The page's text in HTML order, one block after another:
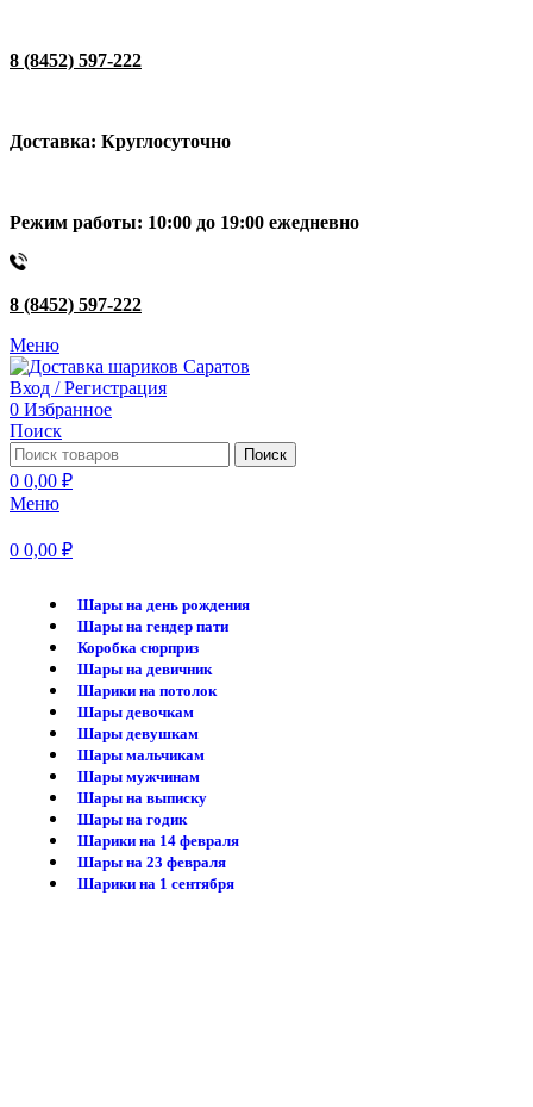
8 (8452) 597-222
Доставка: Круглосуточно
Режим работы: 10:00 до 19:00 ежедневно
8 (8452) 597-222
Меню
Вход / Регистрация
0 Избранное
Поиск
Поиск
0 0,00 ₽
Меню
0 0,00 ₽
Шары на день рождения
Шары на гендер пати
Коробка сюрприз
Шары на девичник
Шарики на потолок
Шары девочкам
Шары девушкам
Шары мальчикам
Шары мужчинам
Шары на выписку
Шары на годик
Шарики на 14 февраля
Шары на 23 февраля
Шарики на 1 сентября